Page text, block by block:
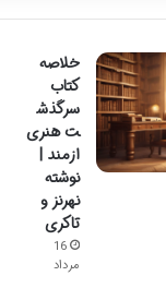
خلاصه
کتاب
سرگذش
ت هنری
ازمند |
نوشته
نهرنز و
تاکری
16
مرداد